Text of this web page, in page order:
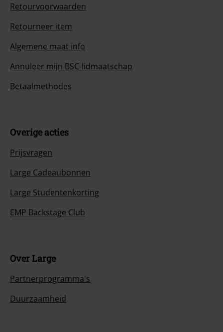
Retourvoorwaarden
Retourneer item
Algemene maat info
Annuleer mijn BSC-lidmaatschap
Betaalmethodes
Overige acties
Prijsvragen
Large Cadeaubonnen
Large Studentenkorting
EMP Backstage Club
Over Large
Partnerprogramma's
Duurzaamheid